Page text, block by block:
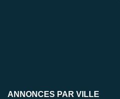
ANNONCES PAR VILLE